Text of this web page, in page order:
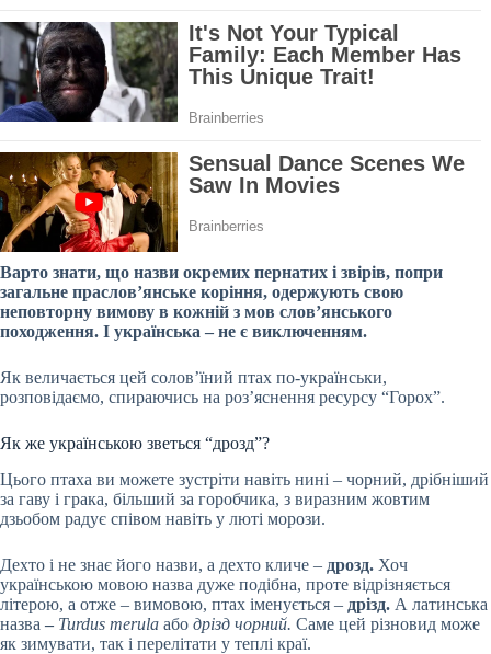
Варто знати, що назви окремих пернатих і звірів, попри
загальне праслов’янське коріння, одержують свою
неповторну вимову в кожній з мов слов’янського
походження. І українська – не є виключенням.
Як величається цей солов’їний птах по-українськи,
розповідаємо, спираючись на роз’яснення ресурсу “Горох”.
Як же українською зветься “дрозд”?
Цього птаха ви можете зустріти навіть нині – чорний, дрібніший
за гаву і грака, більший за горобчика, з виразним жовтим
дзьобом радує співом навіть у люті морози.
Дехто і не знає його назви, а дехто кличе – дрозд. Хоч
українською мовою назва дуже подібна, проте відрізняється
літерою, а отже – вимовою, птах іменується – дрізд. А латинська
назва – Turdus merula або дрізд чорний. Саме цей різновид може
як зимувати, так і перелітати у теплі краї.